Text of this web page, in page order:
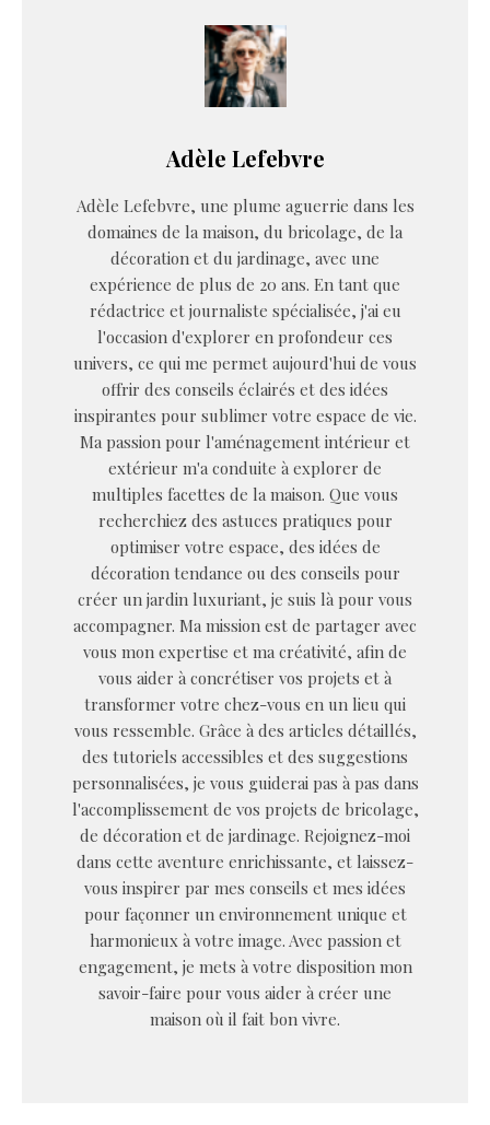
Adèle Lefebvre
Adèle Lefebvre, une plume aguerrie dans les
domaines de la maison, du bricolage, de la
décoration et du jardinage, avec une
expérience de plus de 20 ans. En tant que
rédactrice et journaliste spécialisée, j'ai eu
l'occasion d'explorer en profondeur ces
univers, ce qui me permet aujourd'hui de vous
offrir des conseils éclairés et des idées
inspirantes pour sublimer votre espace de vie.
Ma passion pour l'aménagement intérieur et
extérieur m'a conduite à explorer de
multiples facettes de la maison. Que vous
recherchiez des astuces pratiques pour
optimiser votre espace, des idées de
décoration tendance ou des conseils pour
créer un jardin luxuriant, je suis là pour vous
accompagner. Ma mission est de partager avec
vous mon expertise et ma créativité, afin de
vous aider à concrétiser vos projets et à
transformer votre chez-vous en un lieu qui
vous ressemble. Grâce à des articles détaillés,
des tutoriels accessibles et des suggestions
personnalisées, je vous guiderai pas à pas dans
l'accomplissement de vos projets de bricolage,
de décoration et de jardinage. Rejoignez-moi
dans cette aventure enrichissante, et laissez-
vous inspirer par mes conseils et mes idées
pour façonner un environnement unique et
harmonieux à votre image. Avec passion et
engagement, je mets à votre disposition mon
savoir-faire pour vous aider à créer une
maison où il fait bon vivre.